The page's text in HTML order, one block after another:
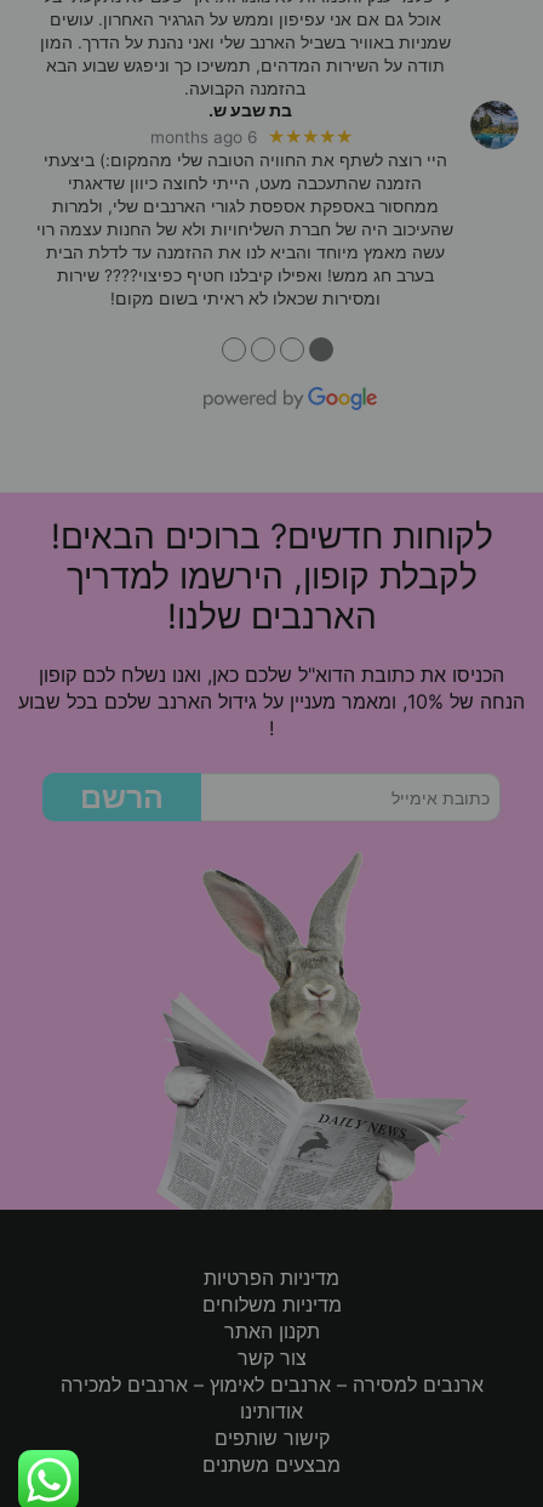
אוכל גם אם אני עפיפון וממש על הגרגיר האחרון. עושים
שמניות באוויר בשביל הארנב שלי ואני נהנת על הדרך. המון
תודה על השירות המדהים, תמשיכו כך וניפגש שבוע הבא
בהזמנה הקבועה.
בת שבע ש.
★★★★★
6 months ago
היי רוצה לשתף את החוויה הטובה שלי מהמקום:) ביצעתי
הזמנה שהתעכבה מעט, הייתי לחוצה כיוון שדאגתי
ממחסור באספקת אספסת לגורי הארנבים שלי, ולמרות
שהעיכוב היה של חברת השליחויות ולא של החנות עצמה רוי
עשה מאמץ מיוחד והביא לנו את ההזמנה עד לדלת הבית
בערב חג ממש! ואפילו קיבלנו חטיף כפיצוי???? שירות
ומסירות שכאלו לא ראיתי בשום מקום!
●
●
●
●
לקוחות חדשים? ברוכים הבאים!
לקבלת קופון, הירשמו למדריך
הארנבים שלנו!
הכניסו את כתובת הדוא"ל שלכם כאן, ואנו נשלח לכם קופון
הנחה של 10%, ומאמר מעניין על גידול הארנב שלכם בכל שבוע
!
הרשם
מדיניות הפרטיות
מדיניות משלוחים
תקנון האתר
צור קשר
ארנבים למסירה – ארנבים לאימוץ – ארנבים למכירה
אודותינו
קישור שותפים
מבצעים משתנים